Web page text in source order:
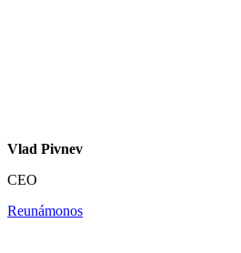
Vlad Pivnev
CEO
Reunámonos